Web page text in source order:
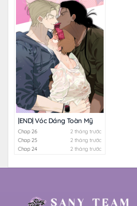
|END| Vóc Dáng Toàn Mỹ
Chap 26
2 tháng trước
Chap 25
2 tháng trước
Chap 24
2 tháng trước